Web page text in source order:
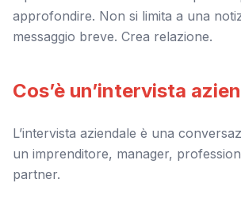
approfondire. Non si limita a una
messaggio breve. Crea relazione.
Cos’è un’intervista
L’intervista aziendale è una
un imprenditore, manager,
partner.